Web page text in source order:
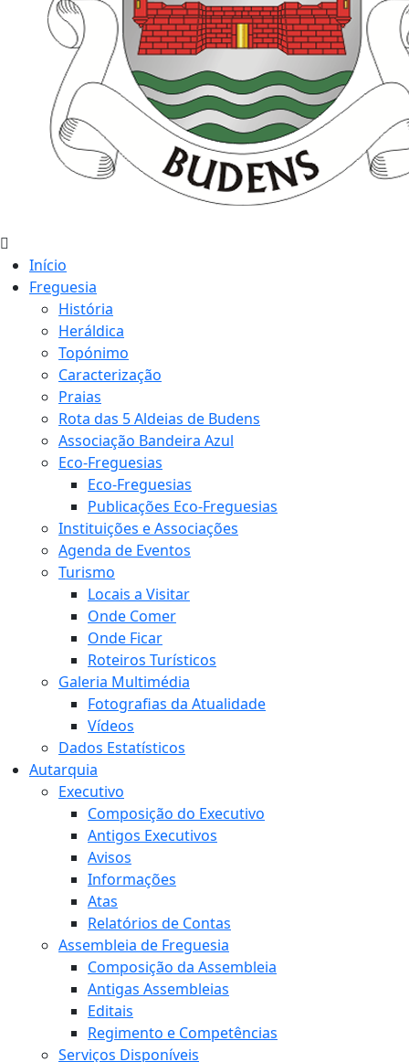
Início
Freguesia
História
Heráldica
Topónimo
Caracterização
Praias
Rota das 5 Aldeias de Budens
Associação Bandeira Azul
Eco-Freguesias
Eco-Freguesias
Publicações Eco-Freguesias
Instituições e Associações
Agenda de Eventos
Turismo
Locais a Visitar
Onde Comer
Onde Ficar
Roteiros Turísticos
Galeria Multimédia
Fotografias da Atualidade
Vídeos
Dados Estatísticos
Autarquia
Executivo
Composição do Executivo
Antigos Executivos
Avisos
Informações
Atas
Relatórios de Contas
Assembleia de Freguesia
Composição da Assembleia
Antigas Assembleias
Editais
Regimento e Competências
Serviços Disponíveis